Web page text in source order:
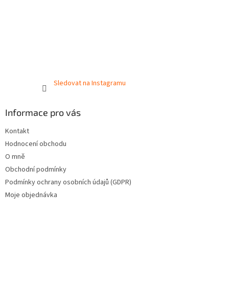
Sledovat na Instagramu
Informace pro vás
Kontakt
Hodnocení obchodu
O mně
Obchodní podmínky
Podmínky ochrany osobních údajů (GDPR)
Moje objednávka